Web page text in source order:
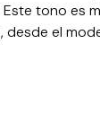
tono es
el